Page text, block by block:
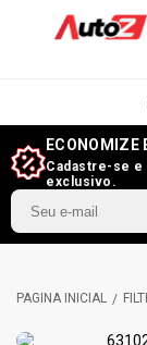
ECONOMIZE
Cadastre-se
exclusivo.